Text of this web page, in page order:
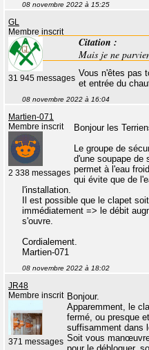
08 novembre 2022 à 15:25
GL
Membre inscrit
31 945 messages
Citation :
Mais je ne
Vous n'êtes pas
et entrée du
08 novembre 2022 à 16:04
Martien-071
Membre inscrit
2 338 messages
Bonjour les
Le groupe de
d'une soupape de
permet à l'eau
qui évite que de
l'installation.
Il est possible que le clapet
immédiatement => le débit
s'ouvre.
Cordialement.
Martien-071
08 novembre 2022 à 18:02
JR48
Membre inscrit
371 messages
Bonjour.
Apparemment, le
fermé, ou presque
suffisamment dans
Soit vous